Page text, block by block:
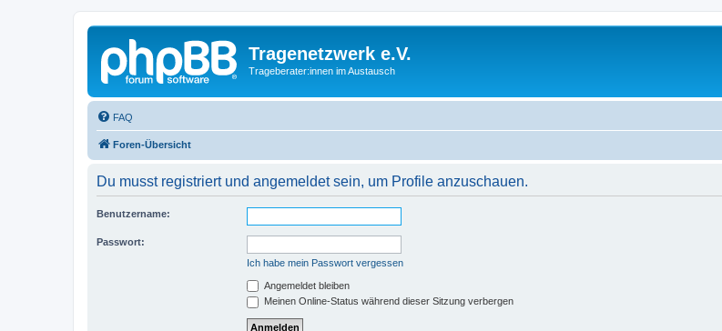
Tragenetzwerk e.V.
Trageberater:innen im Austausch
FAQ
Foren-Übersicht
Du musst registriert und angemeldet sein, um Profile anzuschauen.
Benutzername:
Passwort:
Ich habe mein Passwort vergessen
Angemeldet bleiben
Meinen Online-Status während dieser Sitzung verbergen